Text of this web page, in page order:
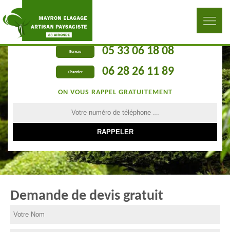
Bureau 05 33 06 18 08
Chantier 06 28 26 11 89
ON VOUS RAPPEL GRATUITEMENT
Demande de devis gratuit